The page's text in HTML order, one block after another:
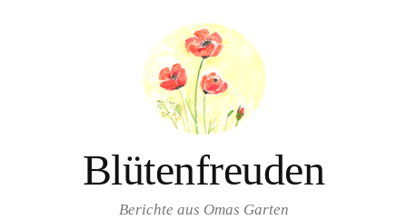
Blütenfreuden
Berichte aus Omas Garten